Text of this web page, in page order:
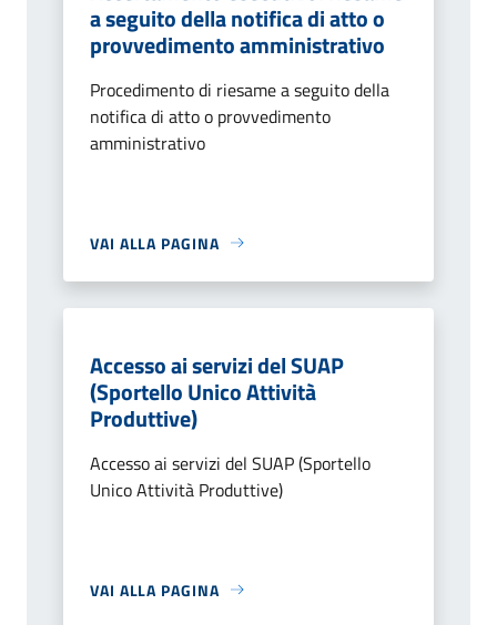
a seguito della notifica di atto o
provvedimento amministrativo
Procedimento di riesame a seguito della
notifica di atto o provvedimento
amministrativo
VAI ALLA PAGINA
Accesso ai servizi del SUAP
(Sportello Unico Attività
Produttive)
Accesso ai servizi del SUAP (Sportello
Unico Attività Produttive)
VAI ALLA PAGINA